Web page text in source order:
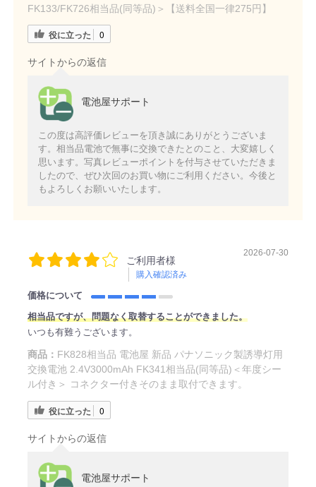
FK133/FK726相当品(同等品)＞【送料全国一律275円】
役に立った 0
サイトからの返信
電池屋サポート
この度は高評価レビューを頂き誠にありがとうございま
す。相当品電池で無事に交換できたとのこと、大変嬉しく
思います。写真レビューポイントを付与させていただきま
したので、ぜひ次回のお買い物にご利用ください。今後と
もよろしくお願いいたします。
ご利用者様
購入確認済み
2026-07-30
価格について
相当品ですが、問題なく取替することができました。
いつも有難うございます。
商品： FK828相当品 電池屋 新品 パナソニック製誘導灯用
交換電池 2.4V3000mAh FK341相当品(同等品)＜年度シー
ル付き＞ コネクター付きそのまま取付できます。
役に立った 0
サイトからの返信
電池屋サポート